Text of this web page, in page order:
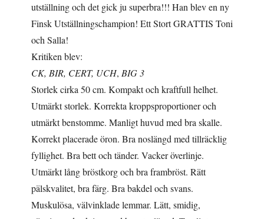
utställning och det gick ju superbra!!! Han blev en ny
Finsk Utställningschampion! Ett Stort GRATTIS Toni
och Salla!
Kritiken blev:
CK, BIR, CERT, UCH, BIG 3
Storlek cirka 50 cm. Kompakt och kraftfull helhet.
Utmärkt storlek. Korrekta kroppsproportioner och
utmärkt benstomme. Manligt huvud med bra skalle.
Korrekt placerade öron. Bra noslängd med tillräcklig
fyllighet. Bra bett och tänder. Vacker överlinje.
Utmärkt lång bröstkorg och bra frambröst. Rätt
pälskvalitet, bra färg. Bra bakdel och svans.
Muskulösa, välvinklade lemmar. Lätt, smidig,